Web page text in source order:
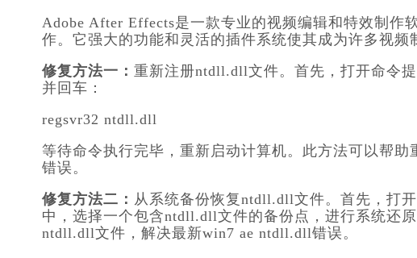
Adobe After Effects是一款专业的视频编辑和特效制作
作。它强大的功能和灵活的插件系统使其成为许多视频
修复方法一： 重新注册ntdll.dll文件。首先，打开命令
并回车：
regsvr32 ntdll.dll
等待命令执行完毕，重新启动计算机。此方法可以帮
错误。
修复方法二： 从系统备份恢复ntdll.dll文件。首先，打
中，选择一个包含ntdll.dll文件的备份点，进行系统还
ntdll.dll文件，解决最新win7 ae ntdll.dll错误。